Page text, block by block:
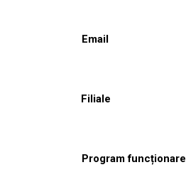
Email
Filiale
Program funcționare